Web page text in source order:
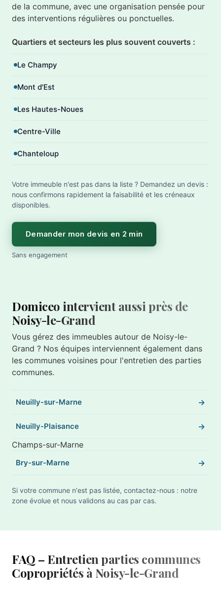
de la commune, avec une organisation pensée pour
des interventions régulières ou ponctuelles.
Quartiers et secteurs les plus souvent couverts :
Le Champy
Mont d'Est
Les Hautes-Noues
Centre-Ville
Chanteloup
Votre immeuble n'est pas dans la liste ? Demandez un devis :
nous confirmons rapidement la faisabilité et les créneaux
disponibles.
Demander mon devis en 2 min
Sans engagement
Domiceo intervient aussi près de
Noisy-le-Grand
Vous gérez des immeubles autour de Noisy-le-
Grand ? Nos équipes interviennent également dans
les communes voisines pour l'entretien des parties
communes.
Neuilly-sur-Marne
Neuilly-Plaisance
Champs-sur-Marne
Bry-sur-Marne
Si votre commune n'est pas listée, contactez-nous : notre
zone évolue et nous validons au cas par cas.
FAQ – Entretien parties communes
Copropriétés à Noisy-le-Grand